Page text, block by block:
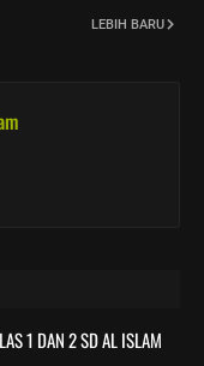
LEBIH BARU
1 DAN 2 SD AL ISLAM